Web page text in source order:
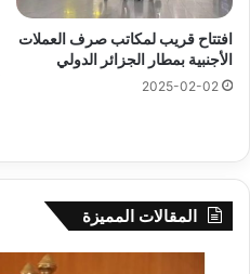
افتتاح قريب لمكاتب صرف العملات
الأجنبية بمطار الجزائر الدولي
2025-02-02
المقالات المميزة